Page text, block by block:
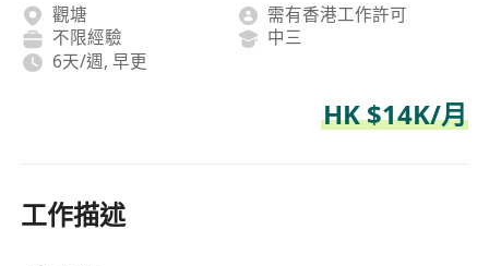
觀塘
需有香港工作許可
不限經驗
中三
6天/週, 早更
HK $14K/月
工作描述